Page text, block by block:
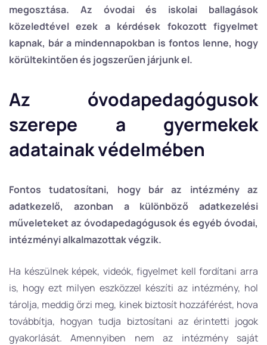
megosztása. Az óvodai és iskolai ballagások
közeledtével ezek a kérdések fokozott figyelmet
kapnak, bár a mindennapokban is fontos lenne, hogy
körültekintően és jogszerűen járjunk el.
Az óvodapedagógusok
szerepe a gyermekek
adatainak védelmében
Fontos tudatosítani, hogy bár az intézmény az
adatkezelő, azonban a különböző adatkezelési
műveleteket az óvodapedagógusok és egyéb óvodai,
intézményi alkalmazottak végzik.
Ha készülnek képek, videók, figyelmet kell fordítani arra
is, hogy ezt milyen eszközzel készíti az intézmény, hol
tárolja, meddig őrzi meg, kinek biztosít hozzáférést, hova
továbbítja, hogyan tudja biztosítani az érintetti jogok
gyakorlását. Amennyiben nem az intézmény saját